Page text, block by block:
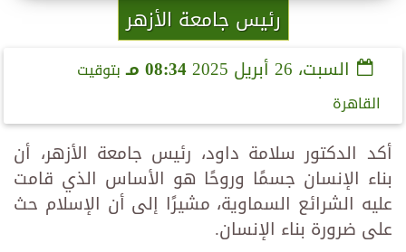
رئيس جامعة الأزهر
السبت، 26 أبريل 2025 08:34 مـ
بتوقيت
القاهرة
أكد الدكتور سلامة داود، رئيس جامعة الأزهر، أن
بناء الإنسان جسمًا وروحًا ‏هو الأساس الذي قامت
عليه الشرائع السماوية، مشيرًا إلى أن الإسلام حث
على ضرورة بناء الإنسان.